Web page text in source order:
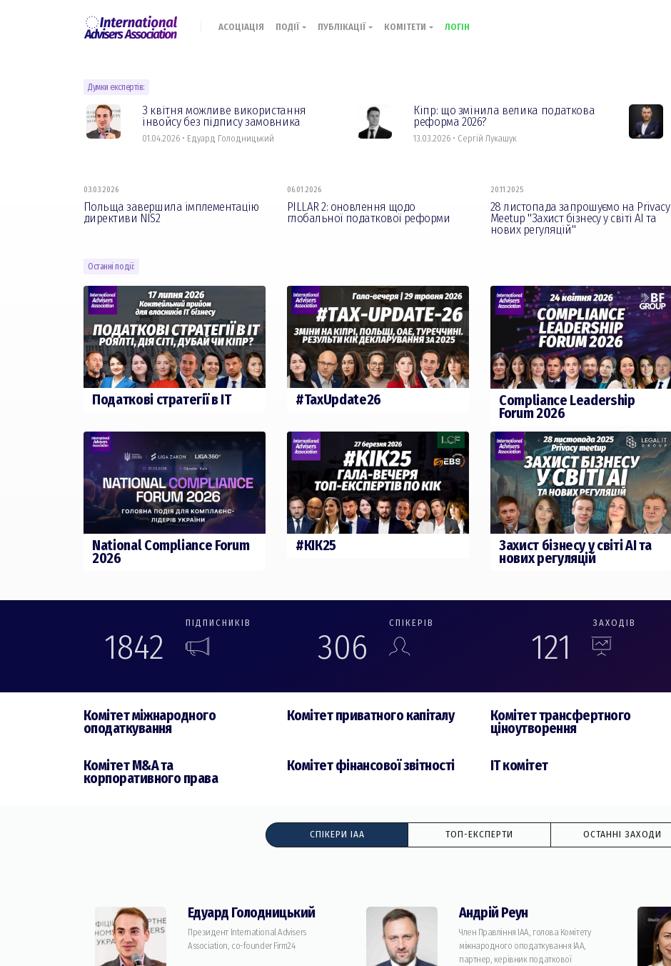
АСОЦІАЦІЯ ПОДІЇ ПУБЛІКАЦІЇ КОМІТЕТИ ЛОГІН
Думки експертів:
З квітня можливе використання
інвойсу без підпису замовника
01.04.2026 • Едуард Голодницький
Кіпр: що змінила велика податкова
реформа 2026?
13.03.2026 • Сергій Лукашук
03.03.2026
Польща завершила імплементацію
директиви NIS2
06.01.2026
PILLAR 2: оновлення щодо
глобальної податкової реформи
20.11.2025
28 листопада запрошуємо на Privacy
Meetup "Захист бізнесу у світі АІ та
нових регуляцій"
Останні події:
Податкові стратегії в ІТ #TaxUpdate26 Compliance Leadership
Forum 2026
National Compliance Forum
2026
#КІК25 Захист бізнесу у світі АІ та
нових регуляцій
1842
ПІДПИСНИКІВ
306
СПІКЕРІВ
121
ЗАХОДІВ
Комiтет міжнародного
оподаткування
Комiтет приватного капіталу Комiтет трансфертного
цiноутворення
Комiтет M&A та
корпоративного права
Комiтет фінансової звітності IT комiтет
СПІКЕРИ IAA TOП-ЕКСПЕРТИ ОСТАННІ ЗАХОДИ
Едуард Голодницький
Президент International Advisers
Association, co-founder Firm24
Андрій Реун
Член Правління IAA, голова Комітету
міжнародного оподаткування IAA,
партнер, керівник податкової